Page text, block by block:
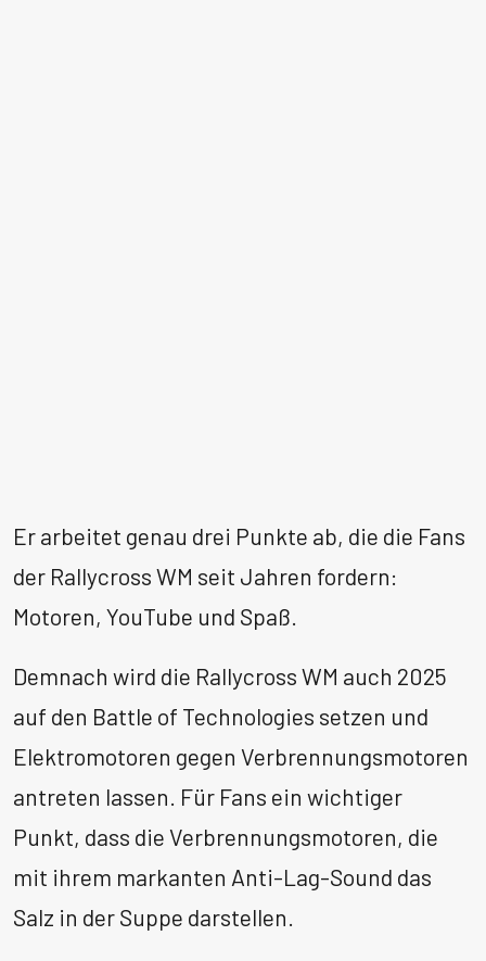
Er arbeitet genau drei Punkte ab, die die Fans
der Rallycross WM seit Jahren fordern:
Motoren, YouTube und Spaß.
Demnach wird die Rallycross WM auch 2025
auf den Battle of Technologies setzen und
Elektromotoren gegen Verbrennungsmotoren
antreten lassen. Für Fans ein wichtiger
Punkt, dass die Verbrennungsmotoren, die
mit ihrem markanten Anti-Lag-Sound das
Salz in der Suppe darstellen.